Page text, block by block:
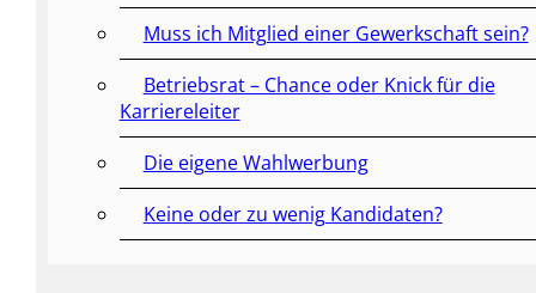
Muss ich Mitglied einer Gewerkschaft sein?
Betriebsrat – Chance oder Knick für die
Karriereleiter
Die eigene Wahlwerbung
Keine oder zu wenig Kandidaten?